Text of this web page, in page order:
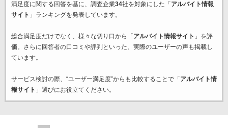
満足度に関する回答を基に、調査企業34社を対象にした「 アルバイト情報
サイト 」ランキングを発表しています。
総合満足度だけでなく、様々な切り口から「 アルバイト情報サイト 」を評
価。さらに回答者の口コミや評判といった、実際のユーザーの声も掲載し
ています。
サービス検討の際、“ユーザー満足度”からも比較することで「 アルバイト情
報サイト 」選びにお役立てください。